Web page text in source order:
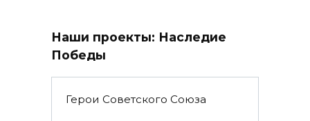
Наши проекты: Наследие
Победы
Герои Советского Союза